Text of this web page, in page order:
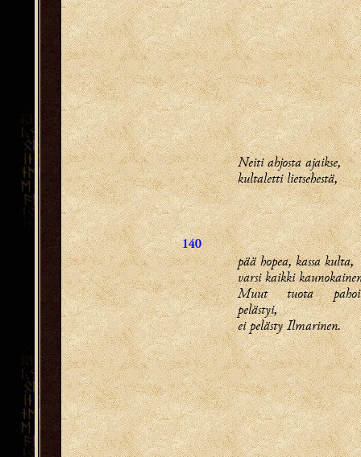
140
Neiti ahjosta ajaikse,
kultaletti lietsehestä,
pää hopea, kassa kulta,
varsi kaikki
Muut tuota
pelästyi,
ei pelästy Ilmarinen.